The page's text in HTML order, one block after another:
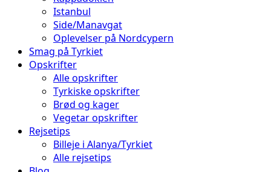
Istanbul
Side/Manavgat
Oplevelser på Nordcypern
Smag på Tyrkiet
Opskrifter
Alle opskrifter
Tyrkiske opskrifter
Brød og kager
Vegetar opskrifter
Rejsetips
Billeje i Alanya/Tyrkiet
Alle rejsetips